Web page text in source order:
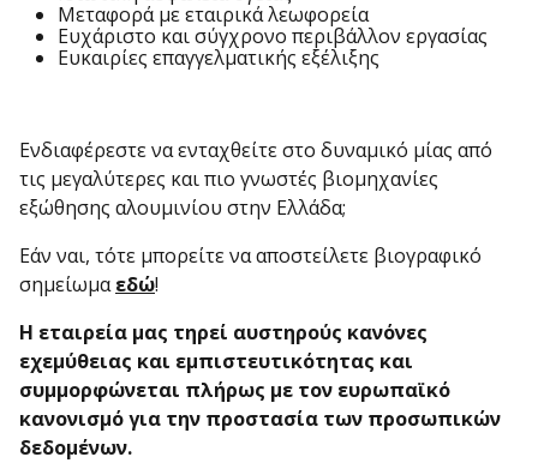
Μεταφορά με εταιρικά λεωφορεία
Ευχάριστο και σύγχρονο περιβάλλον εργασίας
Ευκαιρίες επαγγελματικής εξέλιξης
Ενδιαφέρεστε να ενταχθείτε στο δυναμικό μίας από
τις μεγαλύτερες και πιο γνωστές βιομηχανίες
εξώθησης αλουμινίου στην Ελλάδα;
Εάν ναι, τότε μπορείτε να αποστείλετε βιογραφικό
σημείωμαεδώ!
Η εταιρεία μας τηρεί αυστηρούς κανόνες
εχεμύθειας και εμπιστευτικότητας και
συμμορφώνεται πλήρως με τον ευρωπαϊκό
κανονισμό για την προστασία των προσωπικών
δεδομένων.